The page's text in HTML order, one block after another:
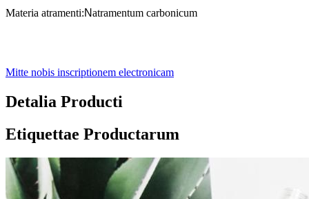
Materia atramenti:Natramentum carbonicum
Mitte nobis inscriptionem electronicam
Detalia Producti
Etiquettae Productarum